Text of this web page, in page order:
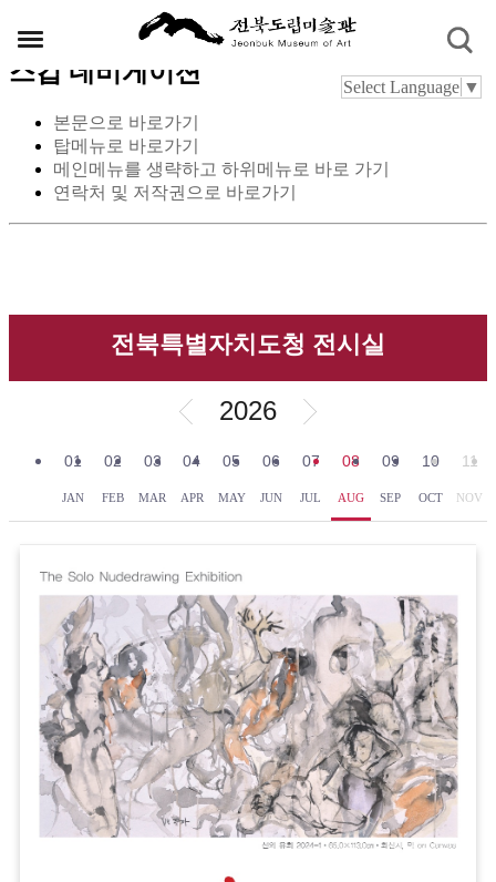
스킵 네비게이션
본문으로 바로가기
탑메뉴로 바로가기
메인메뉴를 생략하고 하위메뉴로 바로 가기
연락처 및 저작권으로 바로가기
Select Language ▼
전북특별자치도청 전시실
2026
01
JAN
02
FEB
03
MAR
04
APR
05
MAY
06
JUN
07
JUL
08
AUG
09
SEP
10
OCT
11
NOV